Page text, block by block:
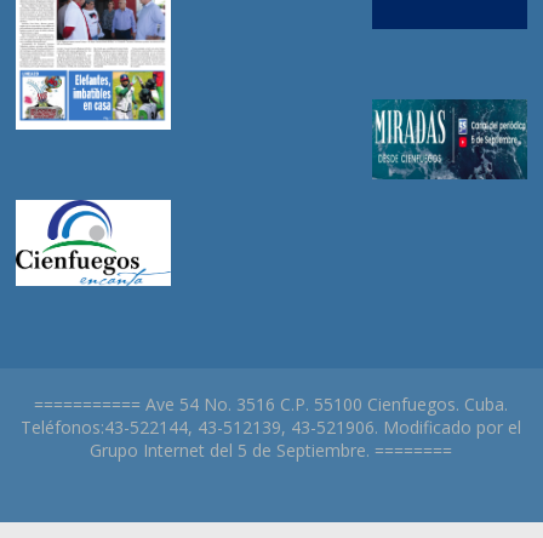
=========== Ave 54 No. 3516 C.P. 55100 Cienfuegos. Cuba.
Teléfonos:43-522144, 43-512139, 43-521906. Modificado por el
Grupo Internet del 5 de Septiembre. ========